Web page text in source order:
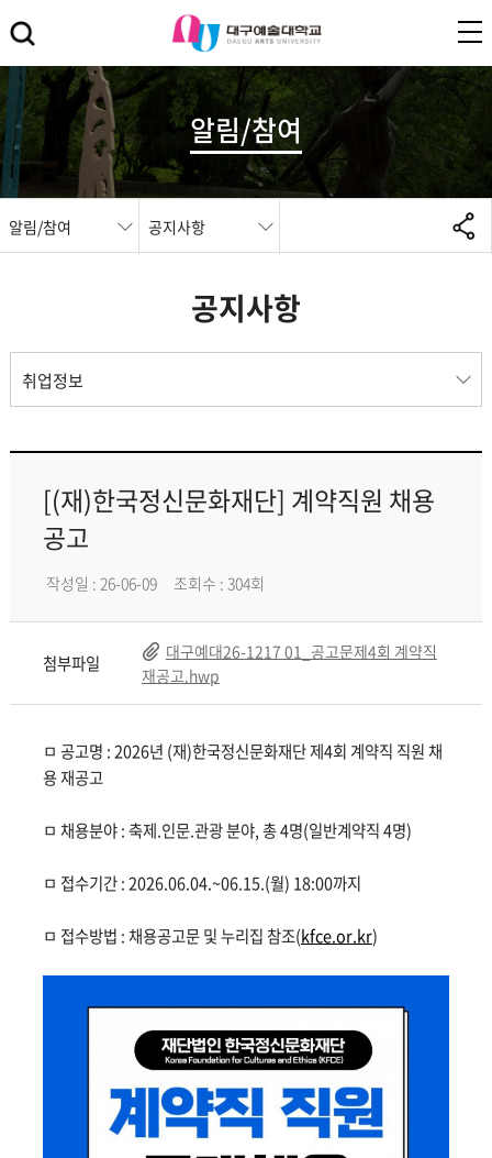
알림/참여
알림/참여 공지사항
공지사항
취업정보
[(재)한국정신문화재단] 계약직원 채용
공고
작성일 : 26-06-09 조회수 : 304회
첨부파일
대구예대26-1217 01_공고문제4회 계약직
재공고.hwp
ㅁ 공고명 : 2026년 (재)한국정신문화재단 제4회 계약직 직원 채
용 재공고
ㅁ 채용분야 : 축제.인문.관광 분야, 총 4명(일반계약직 4명)
ㅁ 접수기간 : 2026.06.04.~06.15.(월) 18:00까지
ㅁ 접수방법 : 채용공고문 및 누리집 참조(kfce.or.kr)